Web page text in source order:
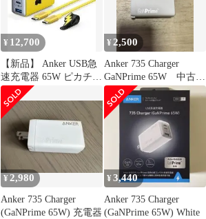
¥ 12,700
【新品】 Anker USB急
速充電器 65W ピカチュ
ウモデル (USB PD 充電
器 USB-A & USB-C 3ポ
ート) ポケモンケーブ
ルバンド ポケモンデザ
イン
¥ 2,500
Anker 735 Charger
GaNPrime 65W 中古美
品
¥ 2,980
Anker 735 Charger
(GaNPrime 65W) 充電器
¥3,440
Anker 735 Charger
(GaNPrime 65W) White